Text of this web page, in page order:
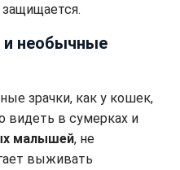
и необычные
зрачки, как у кошек,
видеть в сумерках и
малышей, не
выживать